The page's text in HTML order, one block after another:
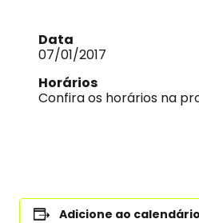
Data
07/01/2017
Horários
Confira os horários na
Adicione ao calendário